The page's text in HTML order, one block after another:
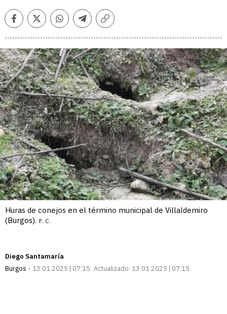
FacebookTwitterWhatsappTelegramCopiar
Huras de conejos en el término municipal de Villaldemiro
(Burgos). F. C.
Diego Santamaría
Burgos
13.01.2025 | 07:15 Actualizado: 13.01.2025 | 07:15